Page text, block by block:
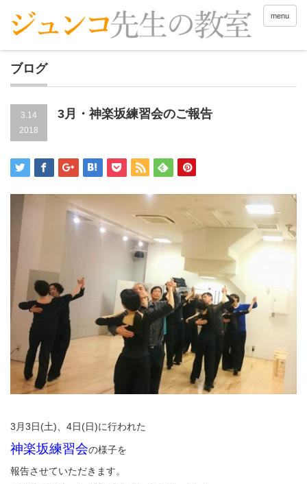
menu
ブログ
3.14
2018
3月・神楽坂練習会のご報告
3月3日(土)、4日(日)に行われた
神楽坂練習会の様子を
報告させていただきます。